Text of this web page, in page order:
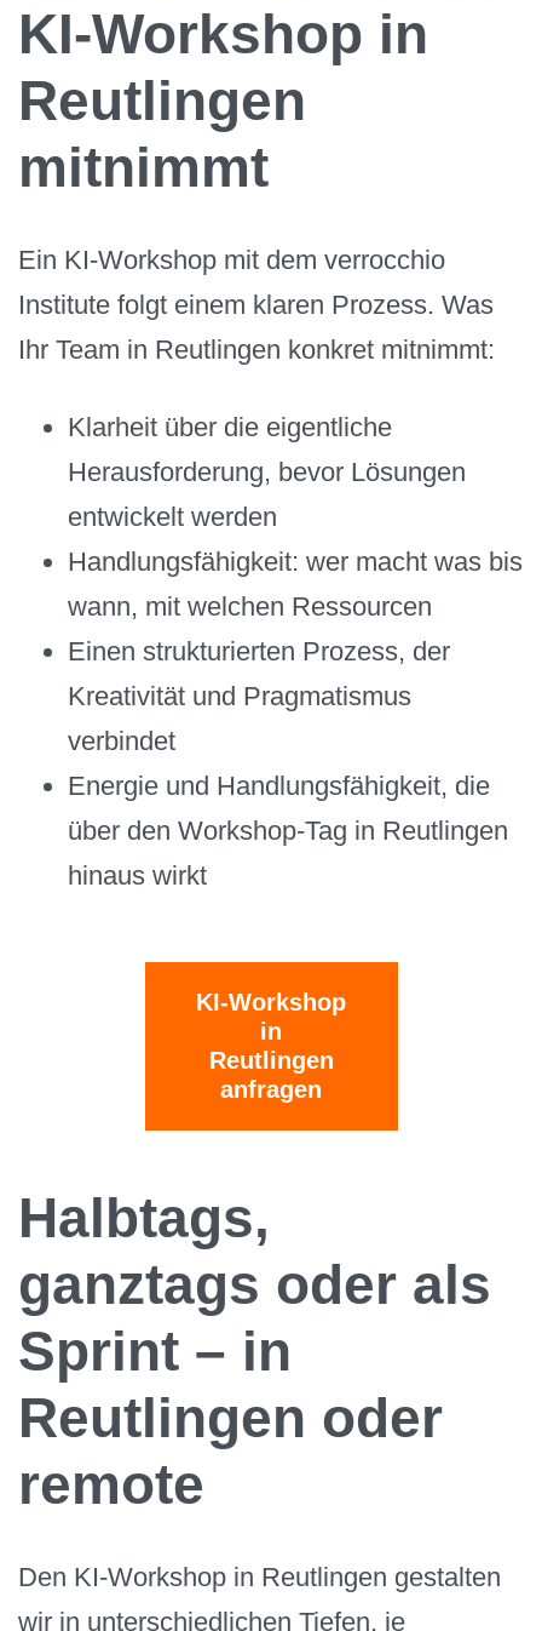
KI-Workshop in
Reutlingen
mitnimmt
Ein KI-Workshop mit dem verrocchio
Institute folgt einem klaren Prozess. Was
Ihr Team in Reutlingen konkret mitnimmt:
Klarheit über die eigentliche
Herausforderung, bevor Lösungen
entwickelt werden
Handlungsfähigkeit: wer macht was bis
wann, mit welchen Ressourcen
Einen strukturierten Prozess, der
Kreativität und Pragmatismus
verbindet
Energie und Handlungsfähigkeit, die
über den Workshop-Tag in Reutlingen
hinaus wirkt
KI-Workshop
in
Reutlingen
anfragen
Halbtags,
ganztags oder als
Sprint – in
Reutlingen oder
remote
Den KI-Workshop in Reutlingen gestalten
wir in unterschiedlichen Tiefen, je